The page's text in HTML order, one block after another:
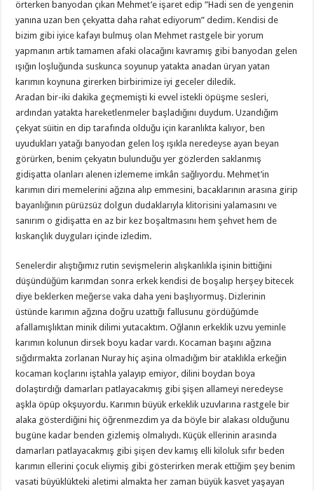
örterken banyodan çıkan Mehmet’e işaret edip ”Hadi sen de yengenin
yanına uzan ben çekyatta daha rahat ediyorum” dedim. Kendisi de
bizim gibi iyice kafayı bulmuş olan Mehmet rastgele bir yorum
yapmanın artık tamamen afaki olacağını kavramış gibi banyodan gelen
ışığın loşluğunda suskunca soyunup yatakta anadan üryan yatan
karımın koynuna girerken birbirimize iyi geceler diledik.
Aradan bir-iki dakika geçmemişti ki evvel istekli öpüşme sesleri,
ardından yatakta hareketlenmeler başladığını duydum. Uzandığım
çekyat süitin en dip tarafında olduğu için karanlıkta kalıyor, ben
uyudukları yatağı banyodan gelen loş ışıkla neredeyse ayan beyan
görürken, benim çekyatın bulunduğu yer gözlerden saklanmış
gidişatta olanları alenen izlememe imkân sağlıyordu. Mehmet’in
karımın diri memelerini ağzına alıp emmesini, bacaklarının arasına girip
bayanlığının pürüzsüz dolgun dudaklarıyla klitorisini yalamasını ve
sanırım o gidişatta en az bir kez boşaltmasını hem şehvet hem de
kıskançlık duyguları içinde izledim.
Senelerdir alıştığımız rutin sevişmelerin alışkanlıkla işinin bittiğini
düşündüğüm karımdan sonra erkek kendisi de boşalıp herşey bitecek
diye beklerken meğerse vaka daha yeni başlıyormuş. Dizlerinin
üstünde karımın ağzına doğru uzattığı fallusunu gördüğümde
afallamışlıktan minik dilimi yutacaktım. Oğlanın erkeklik uzvu yeminle
karımın kolunun dirsek boyu kadar vardı. Kocaman başını ağzına
sığdırmakta zorlanan Nuray hiç aşina olmadığım bir ataklıkla erkeğin
kocaman koçlarını iştahla yalayıp emiyor, dilini boydan boya
dolaştırdığı damarları patlayacakmış gibi şişen allameyi neredeyse
aşkla öpüp okşuyordu. Karımın büyük erkeklik uzuvlarına rastgele bir
alaka gösterdiğini hiç öğrenmezdim ya da böyle bir alakası olduğunu
bugüne kadar benden gizlemiş olmalıydı. Küçük ellerinin arasında
damarları patlayacakmış gibi şişen dev kamış elli kiloluk sıfır beden
karımın ellerini çocuk eliymiş gibi gösterirken merak ettiğim şey benim
vasati büyüklükteki aletimi almakta her zaman büyük kasvet yaşayan